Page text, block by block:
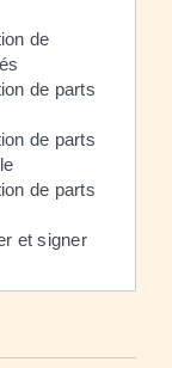
de
de parts
de parts
de parts
et signer